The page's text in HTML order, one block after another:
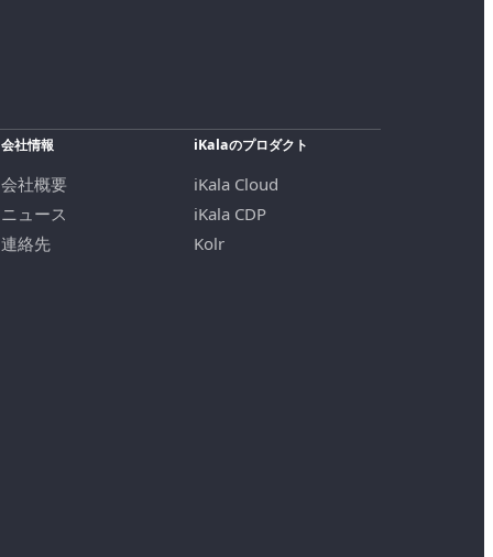
会社情報
会社概要
ニュース
連絡先
iKalaのプロダクト
iKala Cloud
iKala CDP
Kolr